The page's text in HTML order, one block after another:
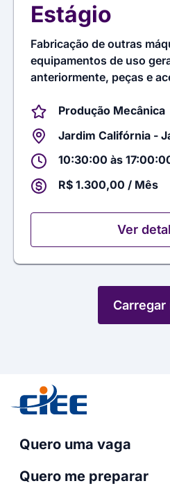
Estágio
Fabricação de outras
equipamentos de uso
anteriormente, peças e
Produção Mecânica
Jardim Califórnia -
10:30:00 às
R$ 1.300,00 / Mês
Ver
Carregar
Quero uma vaga
Quero me preparar